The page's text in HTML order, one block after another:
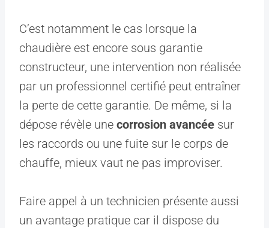
C’est notamment le cas lorsque la
chaudière est encore sous garantie
constructeur, une intervention non réalisée
par un professionnel certifié peut entraîner
la perte de cette garantie. De même, si la
dépose révèle une corrosion avancée sur
les raccords ou une fuite sur le corps de
chauffe, mieux vaut ne pas improviser.
Faire appel à un technicien présente aussi
un avantage pratique car il dispose du